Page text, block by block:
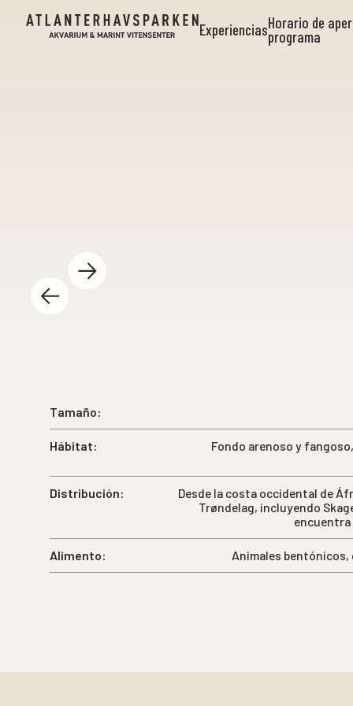
ExperienciasHorario de
programa
Tamaño:
Hábitat:
Fondo arenoso y
Distribución:
Desde la costa occidental de
Trøndelag, incluyendo
encuentra
Alimento: Animales